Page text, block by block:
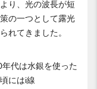
り、光の波長が短
の一つとして露光
れてきました。
代は水銀を使った
にはi線